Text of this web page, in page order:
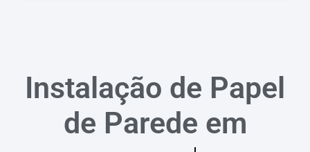
Instalação de Papel
de Parede em